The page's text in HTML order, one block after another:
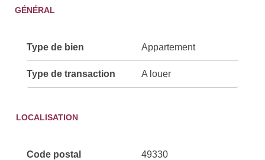
GÉNÉRAL
Type de bien Appartement
Type de transaction A louer
LOCALISATION
Code postal 49330